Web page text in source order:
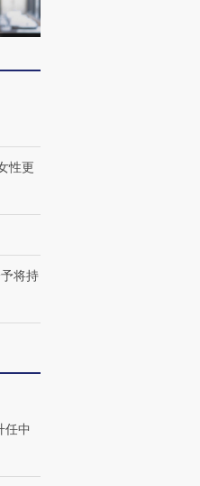
育部长拱下台
性更
将持
任中